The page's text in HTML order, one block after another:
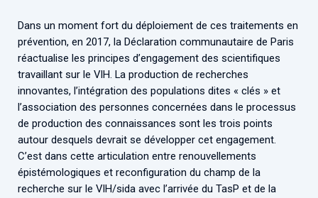
Dans un moment fort du déploiement de ces traitements en
prévention, en 2017, la Déclaration communautaire de Paris
réactualise les principes d’engagement des scientifiques
travaillant sur le VIH. La production de recherches
innovantes, l’intégration des populations dites « clés » et
l’association des personnes concernées dans le processus
de production des connaissances sont les trois points
autour desquels devrait se développer cet engagement.
C’est dans cette articulation entre renouvellements
épistémologiques et reconfiguration du champ de la
recherche sur le VIH/sida avec l’arrivée du TasP et de la